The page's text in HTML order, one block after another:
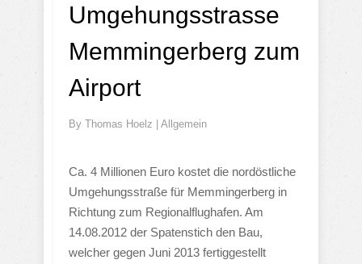
Umgehungsstrasse
Memmingerberg zum
Airport
By Thomas Hoelz | Allgemein
Ca. 4 Millionen Euro kostet die nordöstliche
Umgehungsstraße für Memmingerberg in
Richtung zum Regionalflughafen. Am
14.08.2012 der Spatenstich den Bau,
welcher gegen Juni 2013 fertiggestellt